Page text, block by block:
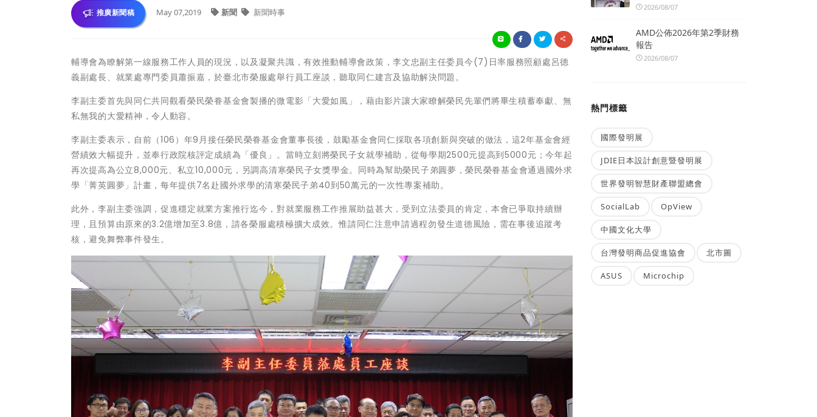
推廣新聞稿 May 07,2019 新聞 新聞時事
輔導會為瞭解第一線服務工作人員的現況，以及凝聚共識，有效推動輔導會政策，李文忠副主任委員今(7)日率服務照顧處呂德
義副處長、就業處專門委員蕭振嘉，於臺北市榮服處舉行員工座談，聽取同仁建言及協助解決問題。
李副主委首先與同仁共同觀看榮民榮眷基金會製播的微電影「大愛如風」，藉由影片讓大家瞭解榮民先輩們將畢生積蓄奉獻、無
私無我的大愛精神，令人動容。
李副主委表示，自前（106）年9月接任榮民榮眷基金會董事長後，鼓勵基金會同仁採取各項創新與突破的做法，這2年基金會經
營績效大幅提升，並奉行政院核評定成績為「優良」。當時立刻將榮民子女就學補助，從每學期2500元提高到5000元；今年起
再次提高為公立8,000元、私立10,000元，另調高清寒榮民子女獎學金。同時為幫助榮民子弟圓夢，榮民榮眷基金會通過國外求
學「菁英圓夢」計畫，每年提供7名赴國外求學的清寒榮民子弟40到50萬元的一次性專案補助。
此外，李副主委強調，促進穩定就業方案推行迄今，對就業服務工作推展助益甚大，受到立法委員的肯定，本會已爭取持續辦
理，且預算由原來的3.2億增加至3.8億，請各榮服處積極擴大成效。惟請同仁注意申請過程勿發生道德風險，需在事後追蹤考
核，避免舞弊事件發生。
2026/08/07
AMD公佈2026年第2季財務
報告
2026/08/07
熱門標籤
國際發明展
JDIE日本設計創意暨發明展
世界發明智慧財產聯盟總會
SocialLab OpView
中國文化大學
台灣發明商品促進協會 北市圖
ASUS Microchip